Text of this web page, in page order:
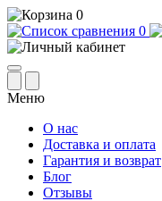
0
0
Меню
О нас
Доставка и оплата
Гарантия и возврат
Блог
Отзывы